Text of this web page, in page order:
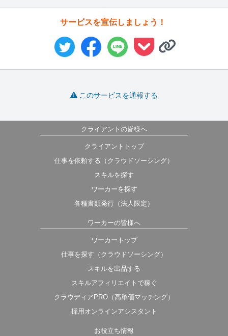
サービスを宣伝しましょう！
このサービスを通報する
クライアントの皆様へ
クライアントトップ
仕事を依頼する（クラウドソーシング）
スキルを探す
ワーカーを探す
各種書類発行（法人限定）
ワーカーの皆様へ
ワーカートップ
仕事を探す（クラウドソーシング）
スキルを出品する
スキルアフィリエイトで稼ぐ
クラウディアPRO（高単価マッチング）
採用オンラインアシスタント
お役立ち情報